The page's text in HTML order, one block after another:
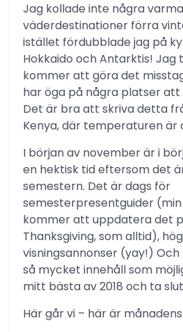
Jag kollade inte några varma
väderdestinationer förra
istället fördubblade jag på
Hokkaido och Antarktis! Jag
kommer att göra det
har öga på några platser
Det är bra att skriva detta
Kenya, där temperaturen är
I början av november är i
en hektisk tid eftersom det
semestern. Det är dags för
semesterpresentguider
kommer att uppdatera det
Thanksgiving, som alltid),
visningsannonser (yay!)
så mycket innehåll som
mitt bästa av 2018 och ta
Här går vi – här är